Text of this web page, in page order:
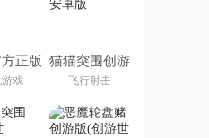
正版
戏
猫猫突围创游
世界
飞行射击